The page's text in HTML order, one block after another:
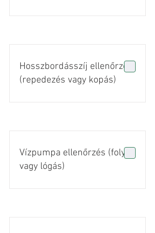
Hosszbordásszíj ellenőrzés
(repedezés vagy kopás)
Vízpumpa ellenőrzés (folyás
vagy lógás)